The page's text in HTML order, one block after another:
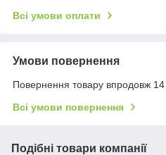
Всі умови оплати
Умови повернення
Повернення товару впродовж 14
Всі умови повернення
Подібні товари компанії